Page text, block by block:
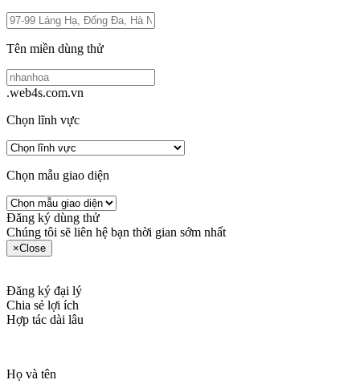
Tên miền dùng thử
.web4s.com.vn
Chọn lĩnh vực
Chọn mẫu giao diện
Đăng ký dùng thử
Chúng tôi sẽ liên hệ bạn thời gian sớm nhất
×Close
Đăng ký đại lý
Chia sẻ lợi ích
Hợp tác dài lâu
Họ và tên